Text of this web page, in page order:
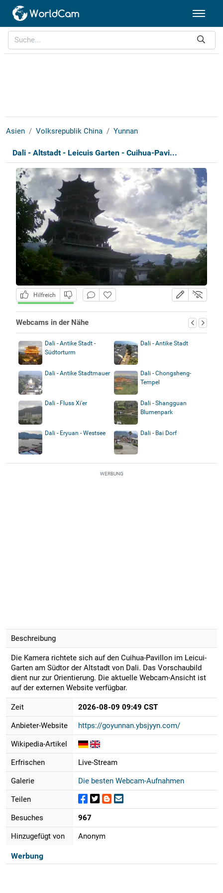
Asien Volksrepublik China Yunnan
Dali - Altstadt - Leicuis Garten - Cuihua-Pavi...
Hilfreich
Webcams in der Nähe
Dali - Antike Stadt -
Südtorturm
Dali - Antike Stadt
Dali - Antike Stadtmauer
Dali - Chongsheng-
Tempel
Dali - Fluss Xi'er
Dali - Shangguan
Blumenpark
Dali - Eryuan - Westsee Dali - Bai Dorf
WERBUNG
Beschreibung
Die Kamera richtete sich auf den Cuihua-Pavillon im Leicui-
Garten am Südtor der Altstadt von Dali. Das Vorschaubild
dient nur zur Orientierung. Die aktuelle Webcam-Ansicht ist
auf der externen Website verfügbar.
Zeit 2026-08-09 09:49 CST
Anbieter-Website https://goyunnan.ybsjyyn.com/
Wikipedia-Artikel
Erfrischen Live-Stream
Galerie Die besten Webcam-Aufnahmen
Teilen
Besuches 967
Hinzugefügt von Anonym
Werbung